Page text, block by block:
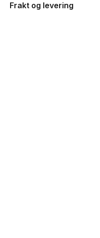
Frakt og levering